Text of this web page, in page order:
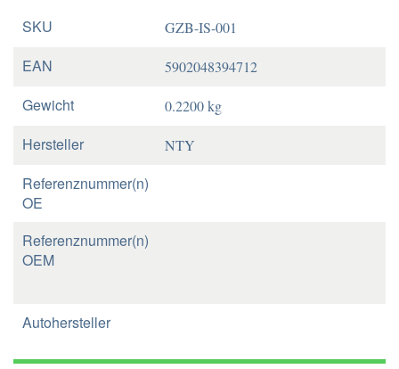
SKU GZB-IS-001
EAN 5902048394712
Gewicht 0.2200 kg
Hersteller NTY
Referenznummer(n)
OE
Referenznummer(n)
OEM
Autohersteller